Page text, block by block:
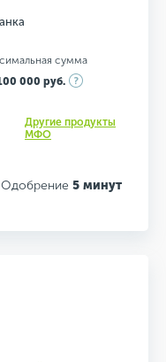
сумма
000 руб.
Другие продукты
МФО
Одобрение 5 минут